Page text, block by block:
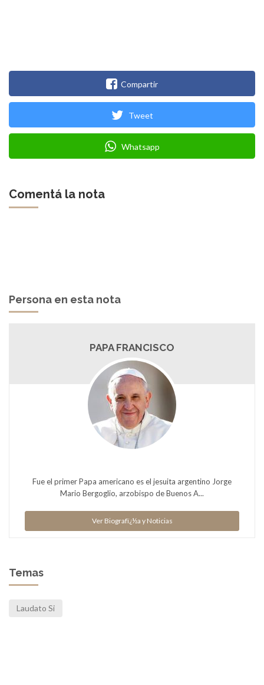
Compartir
Tweet
Whatsapp
Comentá la nota
Persona en esta nota
PAPA FRANCISCO
Fue el primer Papa americano es el jesuita argentino Jorge
Mario Bergoglio, arzobispo de Buenos A...
Ver Biografï¿½a y Noticias
Temas
Laudato Si